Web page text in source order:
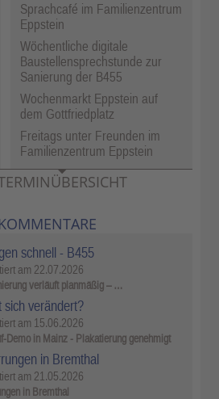
Sprachcafé im Familienzentrum
Eppstein
Wöchentliche digitale
Baustellensprechstunde zur
Sanierung der B455
Wochenmarkt Eppstein auf
dem Gottfriedplatz
Freitags unter Freunden im
Familienzentrum Eppstein
schnell - B455
am 22.07.2026
verläuft planmäßig – …
sich verändert?
am 15.06.2026
Demo in Mainz - Plakatierung genehmigt
in Bremthal
am 21.05.2026
in Bremthal